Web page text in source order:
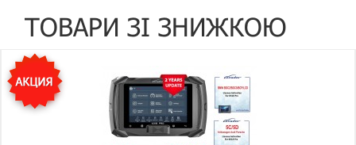
ТОВАРИ ЗІ ЗНИЖКОЮ